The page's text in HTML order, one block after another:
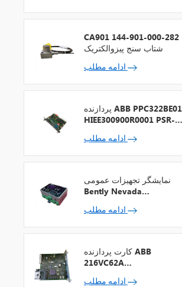
CA901 144-901-000-282
شتاب سنج پیزوالکتریک
پردازنده ABB PPC322BE01
HIEE300900R0001 PSR-2
نمایشگر تجهیزات عمومی
Bently Nevada
00
کارت پردازنده ABB
216VC62A